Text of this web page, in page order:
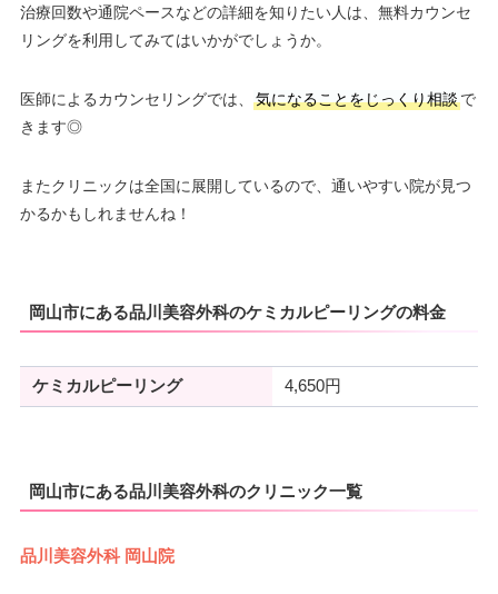
治療回数や通院ペースなどの詳細を知りたい人は、無料カウンセ
リングを利用してみてはいかがでしょうか。
医師によるカウンセリングでは、 気になることをじっくり相談で
きます◎
またクリニックは全国に展開しているので、通いやすい院が見つ
かるかもしれませんね！
岡山市にある品川美容外科のケミカルピーリングの料金
ケミカルピーリング 4,650円
岡山市にある品川美容外科のクリニック一覧
品川美容外科 岡山院